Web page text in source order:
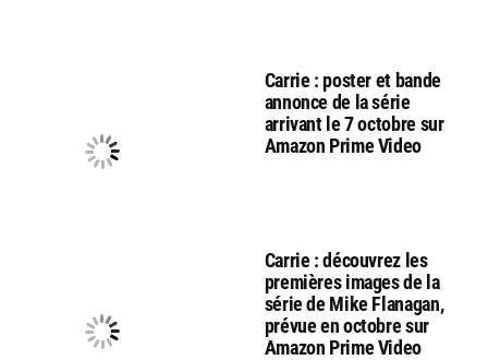
Carrie : poster et bande
annonce de la série
arrivant le 7 octobre sur
Amazon Prime Video
Carrie : découvrez les
premières images de la
série de Mike Flanagan,
prévue en octobre sur
Amazon Prime Video